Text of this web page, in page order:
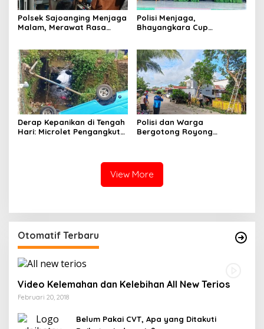
Polsek Sajoanging Menjaga
Malam, Merawat Rasa
Polisi Menjaga,
Bhayangkara Cup
Derap Kepanikan di Tengah
Hari: Microlet Pengangkut
Polisi dan Warga
Bergotong Royong
Rawan Tumbang
View More
Otomatif Terbaru
Video Kelemahan dan Kelebihan All New Terios
Februari 20, 2018
Belum Pakai CVT, Apa yang Ditakuti